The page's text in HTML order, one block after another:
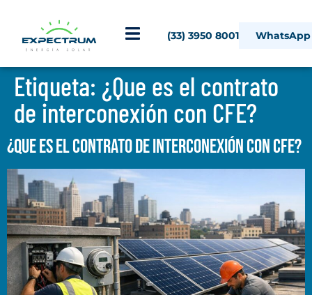
(33) 3950 8001 WhatsApp
Etiqueta: ¿Que es el contrato
de interconexión con CFE?
¿Que es el contrato de interconexión con CFE?